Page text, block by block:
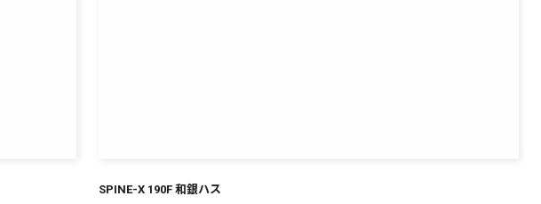
SPINE-X 190F 和銀ハス